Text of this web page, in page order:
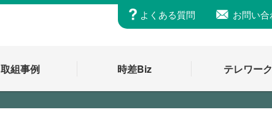
よくある質問 お問い
取組事例 時差Biz テレワーク